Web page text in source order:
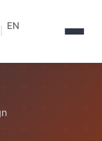
EN